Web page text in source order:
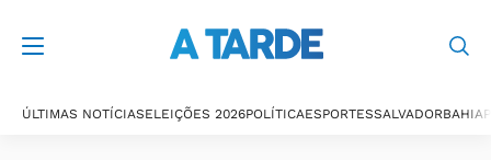
ÚLTIMAS NOTÍCIASELEIÇÕES 2026POLÍTICAESPORTESSALVADORBAHIA